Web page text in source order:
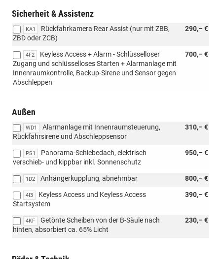
Sicherheit & Assistenz
KA1 290,– €
Rückfahrkamera Rear Assist (nur mit ZBB,
ZBD oder ZCB)
4F2 700,– €
Keyless Access + Alarm - Schlüsselloser
Zugang und schlüsselloses Starten + Alarmanlage mit
Innenraumkontrolle, Backup-Sirene und Sensor gegen
Abschleppen
Außen
WD1 310,– €
Alarmanlage mit Innenraumsteuerung,
Rückfahrsirene und Abschleppsensor
PS1 950,– €
Panorama-Schiebedach, elektrisch
verschieb- und kippbar inkl. Sonnenschutz
1D2 800,– €
Anhängerkupplung, abnehmbar
4I3 390,– €
Keyless Access und Keyless Access
Startsystem
4KF 230,– €
Getönte Scheiben von der B-Säule nach
hinten, absorbiert ca. 65% Licht